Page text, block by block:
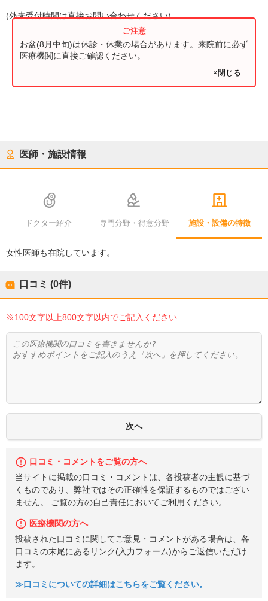
(外来受付時間は直接お問い合わせください)
お盆(8月中旬)は休診・休業の場合があります。来院前に必ず
医療機関に直接ご確認ください。
×閉じる
医師・施設情報
ドクター紹介 専門分野・得意分野 施設・設備の特徴
女性医師も在院しています。
口コミ (0件)
※100文字以上800文字以内でご記入ください
口コミ・コメントをご覧の方へ
当サイトに掲載の口コミ・コメントは、各投稿者の主観に基づ
くものであり、弊社ではその正確性を保証するものではござい
ません。 ご覧の方の自己責任においてご利用ください。
医療機関の方へ
投稿された口コミに関してご意見・コメントがある場合は、各
口コミの末尾にあるリンク(入力フォーム)からご返信いただけ
ます。
≫口コミについての詳細はこちらをご覧ください。